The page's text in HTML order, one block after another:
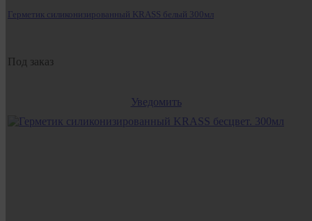
Герметик силиконизированный KRASS белый 300мл
Под заказ
Уведомить